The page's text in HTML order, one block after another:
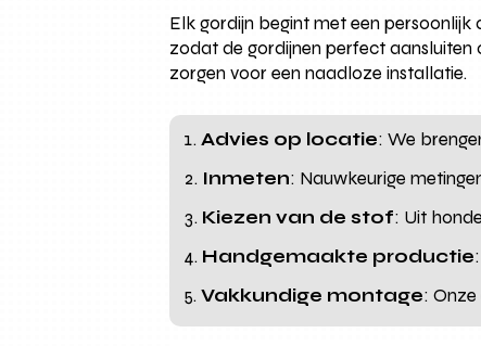
Elk gordijn begint met een
zodat de gordijnen perfect aansluiten
zorgen voor een naadloze installatie.
Advies op locatie: We
Inmeten: Nauwkeurige
Kiezen van de stof: Uit
Handgemaakte productie
Vakkundige montage: